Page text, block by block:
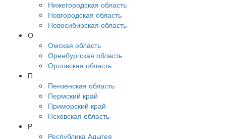
Нижегородская область
Новгородская область
Новосибирская область
О
Омская область
Оренбургская область
Орловская область
П
Пензенская область
Пермский край
Приморский край
Псковская область
Р
Республика Адыгея